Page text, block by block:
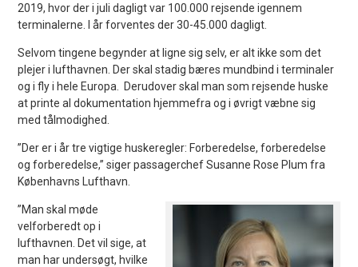
2019, hvor der i juli dagligt var 100.000 rejsende igennem
terminalerne. I år forventes der 30-45.000 dagligt.
Selvom tingene begynder at ligne sig selv, er alt ikke som det
plejer i lufthavnen. Der skal stadig bæres mundbind i terminaler
og i fly i hele Europa. Derudover skal man som rejsende huske
at printe al dokumentation hjemmefra og i øvrigt væbne sig
med tålmodighed.
”Der er i år tre vigtige huskeregler: Forberedelse, forberedelse
og forberedelse,” siger passagerchef Susanne Rose Plum fra
Københavns Lufthavn.
”Man skal møde
velforberedt op i
lufthavnen. Det vil sige, at
man har undersøgt, hvilke